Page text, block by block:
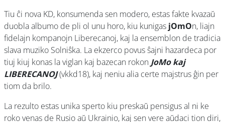
Tiu ĉi nova KD, konsumenda sen modero, estas fakte kvazaŭ
duobla albumo de pli ol unu horo, kiu kunigas jOmOn, liajn
fidelajn kompanojn Liberecanoj, kaj la ensemblon de tradicia
slava muziko Solniŝka. La ekzerco povus ŝajni hazardeca por
tiuj kiuj konas la viglan kaj bazecan rokon JoMo kaj
LIBERECANOJ(vkkd18), kaj neniu alia certe majstrus ĝin per
tiom da brilo.
La rezulto estas unika sperto kiu preskaŭ pensigus al ni ke
roko venas de Rusio aŭ Ukrainio, kaj sen vere aŭdaci tion diri,